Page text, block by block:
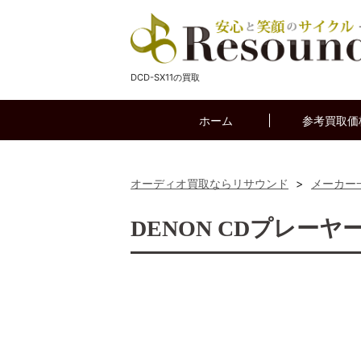
DCD-SX11の買取
ホーム 参考買取価
オーディオ買取ならリサウンド > メーカー
DENON CDプレーヤ